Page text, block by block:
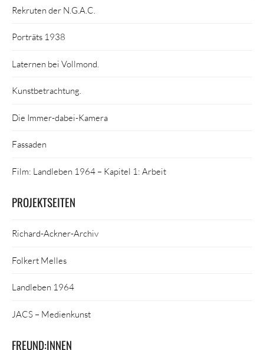
Rekruten der N.G.A.C.
Porträts 1938
Laternen bei Vollmond.
Kunstbetrachtung.
Die Immer-dabei-Kamera
Fassaden
Film: Landleben 1964 – Kapitel 1: Arbeit
PROJEKTSEITEN
Richard-Ackner-Archiv
Folkert Melles
Landleben 1964
JACS – Medienkunst
FREUND:INNEN